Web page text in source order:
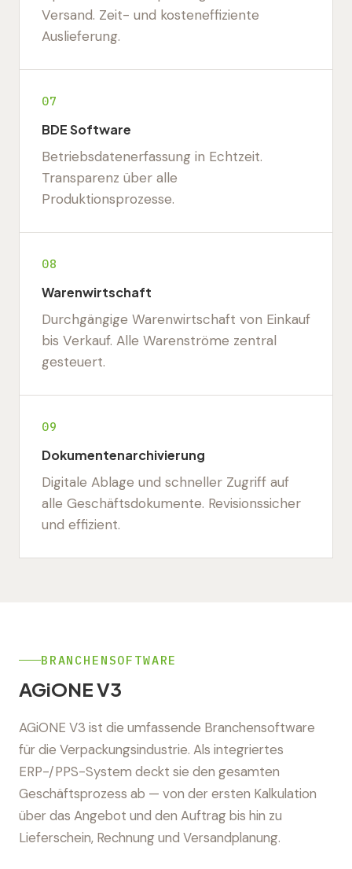
Versand. Zeit- und kosteneffiziente
Auslieferung.
07
BDE Software
Betriebsdatenerfassung in Echtzeit.
Transparenz über alle
Produktionsprozesse.
08
Warenwirtschaft
Durchgängige Warenwirtschaft von Einkauf
bis Verkauf. Alle Warenströme zentral
gesteuert.
09
Dokumentenarchivierung
Digitale Ablage und schneller Zugriff auf
alle Geschäftsdokumente. Revisionssicher
und effizient.
BRANCHENSOFTWARE
AGiONE V3
AGiONE V3 ist die umfassende Branchensoftware
für die Verpackungsindustrie. Als integriertes
ERP-/PPS-System deckt sie den gesamten
Geschäftsprozess ab — von der ersten Kalkulation
über das Angebot und den Auftrag bis hin zu
Lieferschein, Rechnung und Versandplanung.